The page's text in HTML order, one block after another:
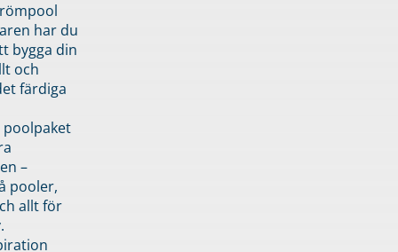
har du
bygga din
och
färdiga
–
pooler,
allt för